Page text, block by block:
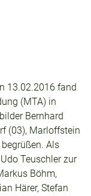
13.02.2016 fand
(MTA) in
Bernhard
(03), Marloffstein
Als
Teuschler zur
Böhm,
Härer, Stefan